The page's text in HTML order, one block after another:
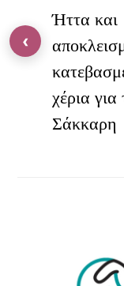
Ήττα και
χέρια για
Σάκκαρη
‹